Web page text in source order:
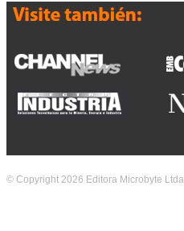
© Copyright 2026 Editora Microbyte Ltda.